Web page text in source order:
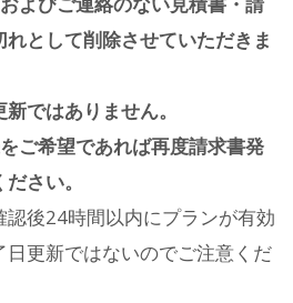
として削除させていただきま
ではありません。
ご希望であれば再度請求書発
さい。
認後24時間以内にプランが有効
日更新ではないのでご注意くだ